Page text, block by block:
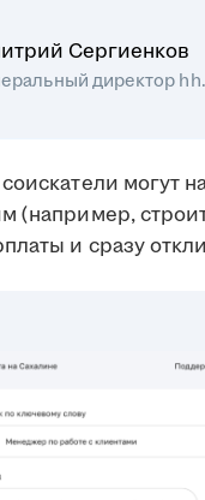
Сергиенков
директор
могут
(например,
и сразу